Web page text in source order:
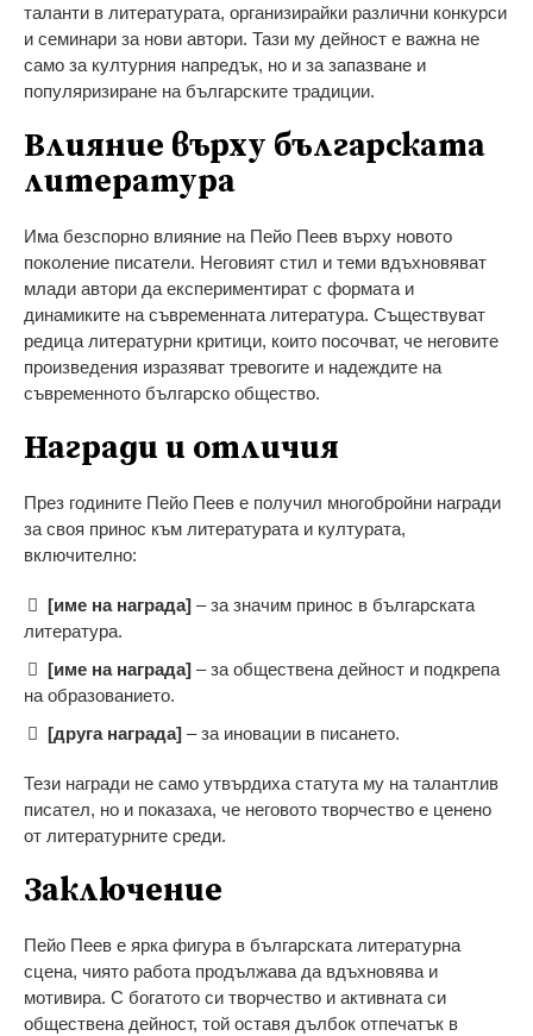
таланти в литературата, организирайки различни конкурси
и семинари за нови автори. Тази му дейност е важна не
само за културния напредък, но и за запазване и
популяризиране на българските традиции.
Влияние върху българската
литература
Има безспорно влияние на Пейо Пеев върху новото
поколение писатели. Неговият стил и теми вдъхновяват
млади автори да експериментират с формата и
динамиките на съвременната литература. Съществуват
редица литературни критици, които посочват, че неговите
произведения изразяват тревогите и надеждите на
съвременното българско общество.
Награди и отличия
През годините Пейо Пеев е получил многобройни награди
за своя принос към литературата и културата,
включително:
[име на награда] – за значим принос в българската
литература.
[име на награда] – за обществена дейност и подкрепа
на образованието.
[друга награда] – за иновации в писането.
Тези награди не само утвърдиха статута му на талантлив
писател, но и показаха, че неговото творчество е ценено
от литературните среди.
Заключение
Пейо Пеев е ярка фигура в българската литературна
сцена, чиято работа продължава да вдъхновява и
мотивира. С богатото си творчество и активната си
обществена дейност, той оставя дълбок отпечатък в